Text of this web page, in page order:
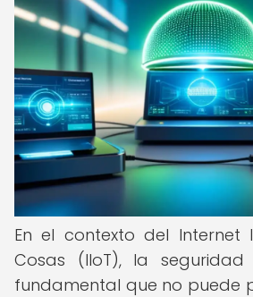
En el contexto del Internet
Cosas (IIoT), la
fundamental que no puede